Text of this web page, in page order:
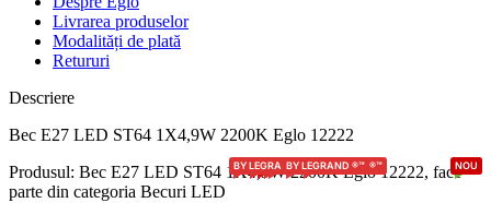
Livrarea produselor
Modalități de plată
Retururi
Descriere
Bec E27 LED ST64 1X4,9W 2200K Eglo 12222
Produsul: Bec E27 LED ST64 1X4,9W 2200K Eglo 12222, face
parte din categoria Becuri LED
NOU NOU
BY LEGRAND ®™
BY LEGRAND ®BY LEGRAND ®™
BY LEGRAND ®™
BY LEGRAND ®™BY LEGRAND ®™